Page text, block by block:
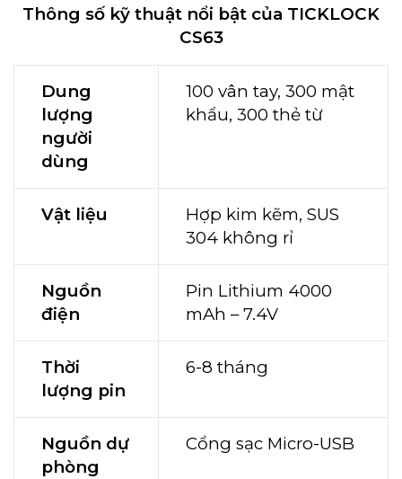
Thông số kỹ thuật nổi bật của TICKLOCK
CS63
Dung
lượng
người
dùng
100 vân tay, 300 mật
khẩu, 300 thẻ từ
Vật liệu
Hợp kim kẽm, SUS
304 không rỉ
Nguồn
điện
Pin Lithium 4000
mAh – 7.4V
Thời
lượng pin
6-8 tháng
Nguồn dự
phòng
Cổng sạc Micro-USB